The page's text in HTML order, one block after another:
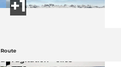
Routefamiliales dégagent un
l'agitation - elles